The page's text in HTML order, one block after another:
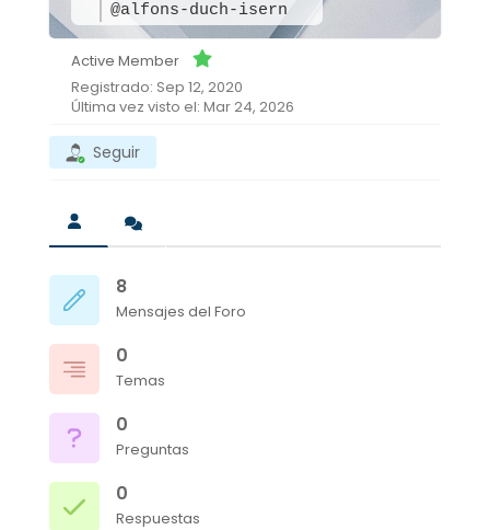
@alfons-duch-isern
Active Member
Registrado: Sep 12, 2020
Última vez visto el: Mar 24, 2026
Seguir
8
Mensajes del Foro
0
Temas
0
Preguntas
0
Respuestas